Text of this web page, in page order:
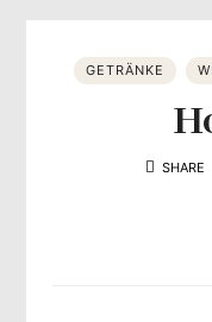
zeigt
Ihren
Lieblingsgeschmack
GETRÄNKE
SHARE